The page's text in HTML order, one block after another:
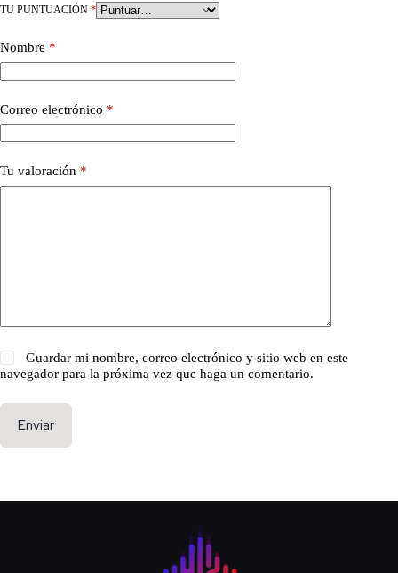
TU PUNTUACIÓN *
Nombre *
Correo electrónico *
Tu valoración *
Guardar mi nombre, correo electrónico y sitio web en este
navegador para la próxima vez que haga un comentario.
Enviar